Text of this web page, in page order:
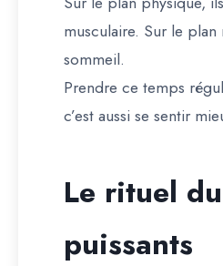
musculaire. Sur le
sommeil.
Prendre ce temps
c’est aussi se sentir
Le rituel
puissants